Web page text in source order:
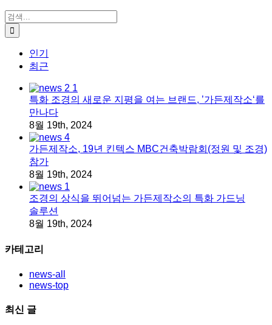
Facebook
X
Tumblr
Pinterest
이메일
검색:
인기
최근
특화 조경의 새로운 지평을 여는 브랜드, ’가든제작소‘를
만나다
8월 19th, 2024
가든제작소, 19년 킨텍스 MBC건축박람회(정원 및 조경)
참가
8월 19th, 2024
조경의 상식을 뛰어넘는 가든제작소의 특화 가드닝
솔루션
8월 19th, 2024
카테고리
news-all
news-top
최신 글